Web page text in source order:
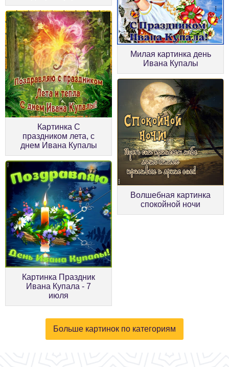
Картинка С
праздником лета, с
днем Ивана Купалы
Милая картинка день
Ивана Купалы
Картинка Праздник
Ивана Купала - 7
июля
Волшебная картинка
спокойной ночи
Больше картинок по категориям